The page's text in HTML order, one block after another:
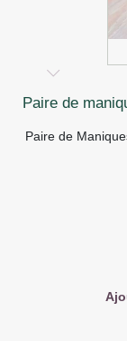
paire de
Paire de